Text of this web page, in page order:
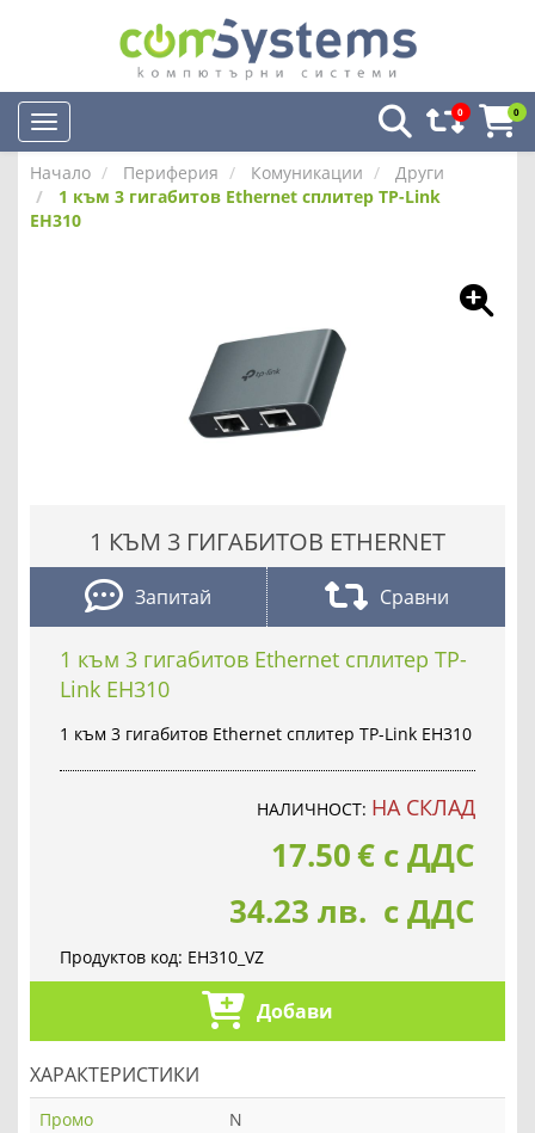
0 0
Начало Периферия Комуникации
Други
1 към 3 гигабитов Ethernet сплитер TP-Link
EH310
1 КЪМ 3 ГИГАБИТОВ ETHERNET
Запитай Сравни
1 към 3 гигабитов Ethernet сплитер TP-
Link EH310
1 към 3 гигабитов Ethernet сплитер TP-Link EH310
НАЛИЧНОСТ: НА СКЛАД
17.50€ с ДДС
34.23 лв. с ДДС
Продуктов код: EH310_VZ
Добави
ХАРАКТЕРИСТИКИ
Промо
N